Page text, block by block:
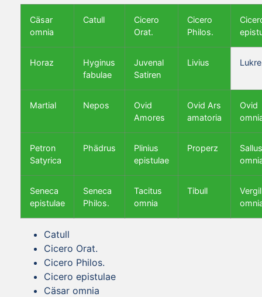
Cäsar
omnia
Catull
Cicero
Orat.
Cicero
Philos.
Horaz
Hyginus
fabulae
Juvenal
Satiren
Livius
Martial Nepos
Ovid
Amores
Ovid Ars
amatoria
Ovid
Petron
Satyrica
Phädrus
Plinius
epistulae
Properz
Seneca
epistulae
Seneca
Philos.
Tacitus
omnia
Tibull
Vergil
Catull
Cicero Orat.
Cicero Philos.
Cicero epistulae
Cäsar omnia